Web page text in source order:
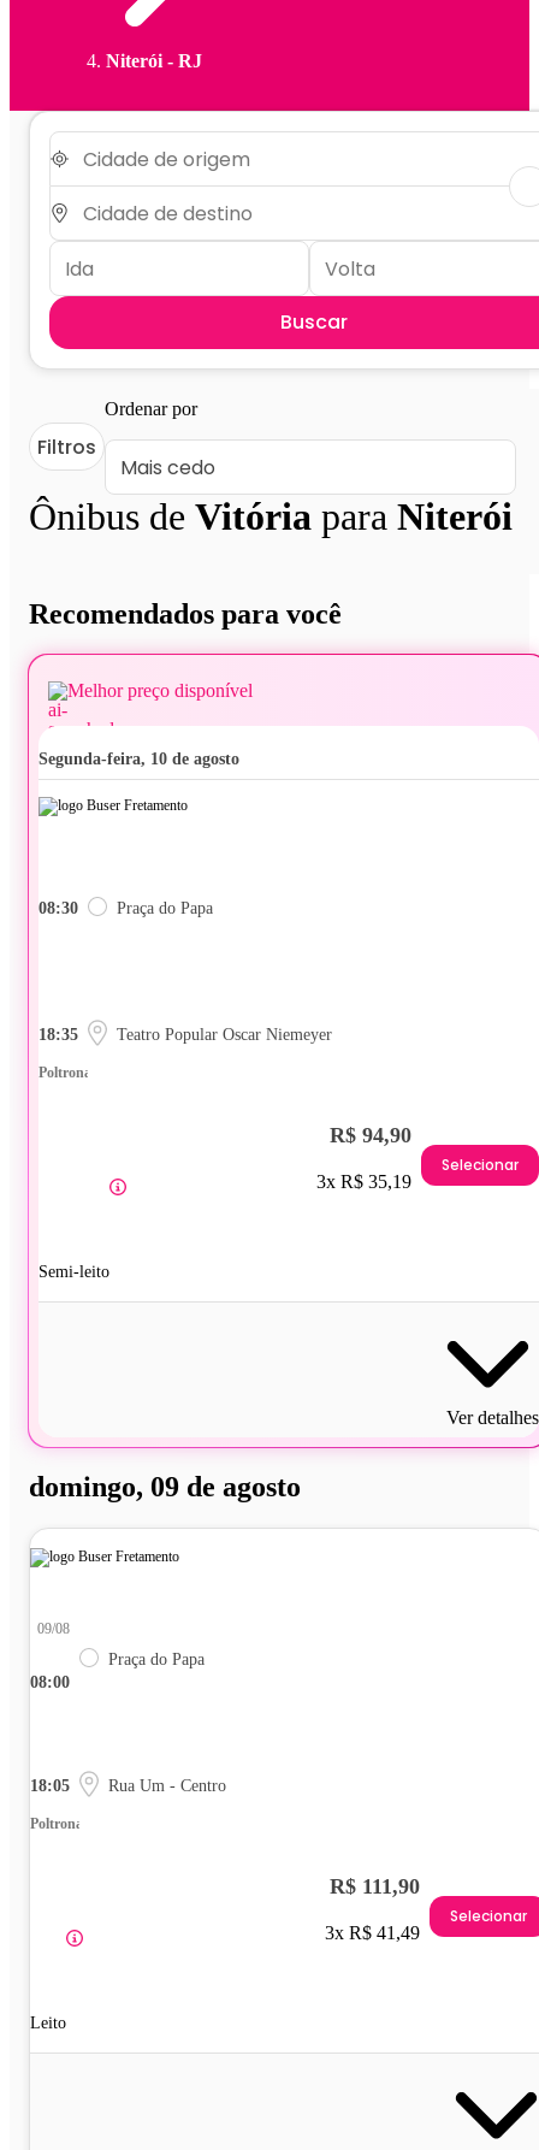
Niterói - RJ
Buscar
Ônibus de Vitória para Niterói
Filtros
Ordenar por
Recomendados para você
Melhor preço disponível
segunda-feira, 10 de agosto
08:30 Praça do Papa
18:35 Teatro Popular Oscar Niemeyer
Poltrona
Semi-leito
R$ 94,90
3x R$ 35,19
Selecionar
Ver detalhes
domingo, 09 de agosto
08:00
09/08
Praça do Papa
18:05 Rua Um - Centro
Poltrona
Leito
R$ 111,90
3x R$ 41,49
Selecionar